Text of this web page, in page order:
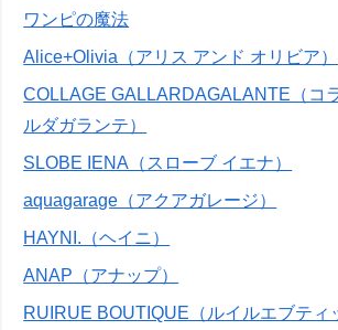
ワンピの魔法
Alice+Olivia（アリス アンド オリビア）
COLLAGE GALLARDAGALANTE（コ
ルダガランテ）
SLOBE IENA（スローブ イエナ）
aquagarage（アクアガレージ）
HAYNI.（ヘイニ）
ANAP（アナップ）
RUIRUE BOUTIQUE（ルイルエブティ